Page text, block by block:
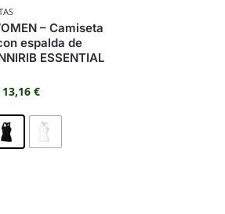
– Camiseta
espalda de
ESSENTIAL
13,16€